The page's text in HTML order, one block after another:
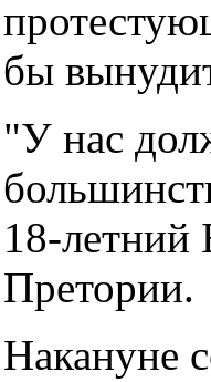
бы
"У нас
18-летний
Претории.
Накануне